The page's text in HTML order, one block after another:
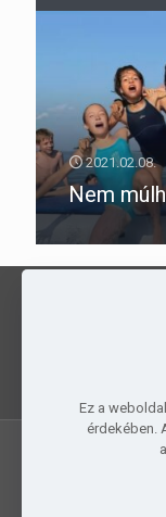
2021.02.08.
Nem
Ez a
érdekében.